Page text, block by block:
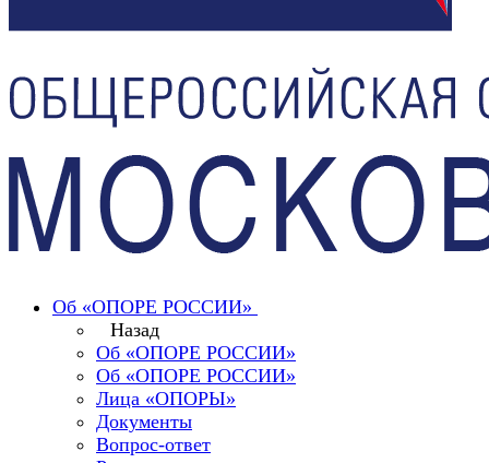
Об «ОПОРЕ РОССИИ»
Назад
Об «ОПОРЕ РОССИИ»
Об «ОПОРЕ РОССИИ»
Лица «ОПОРЫ»
Документы
Вопрос-ответ